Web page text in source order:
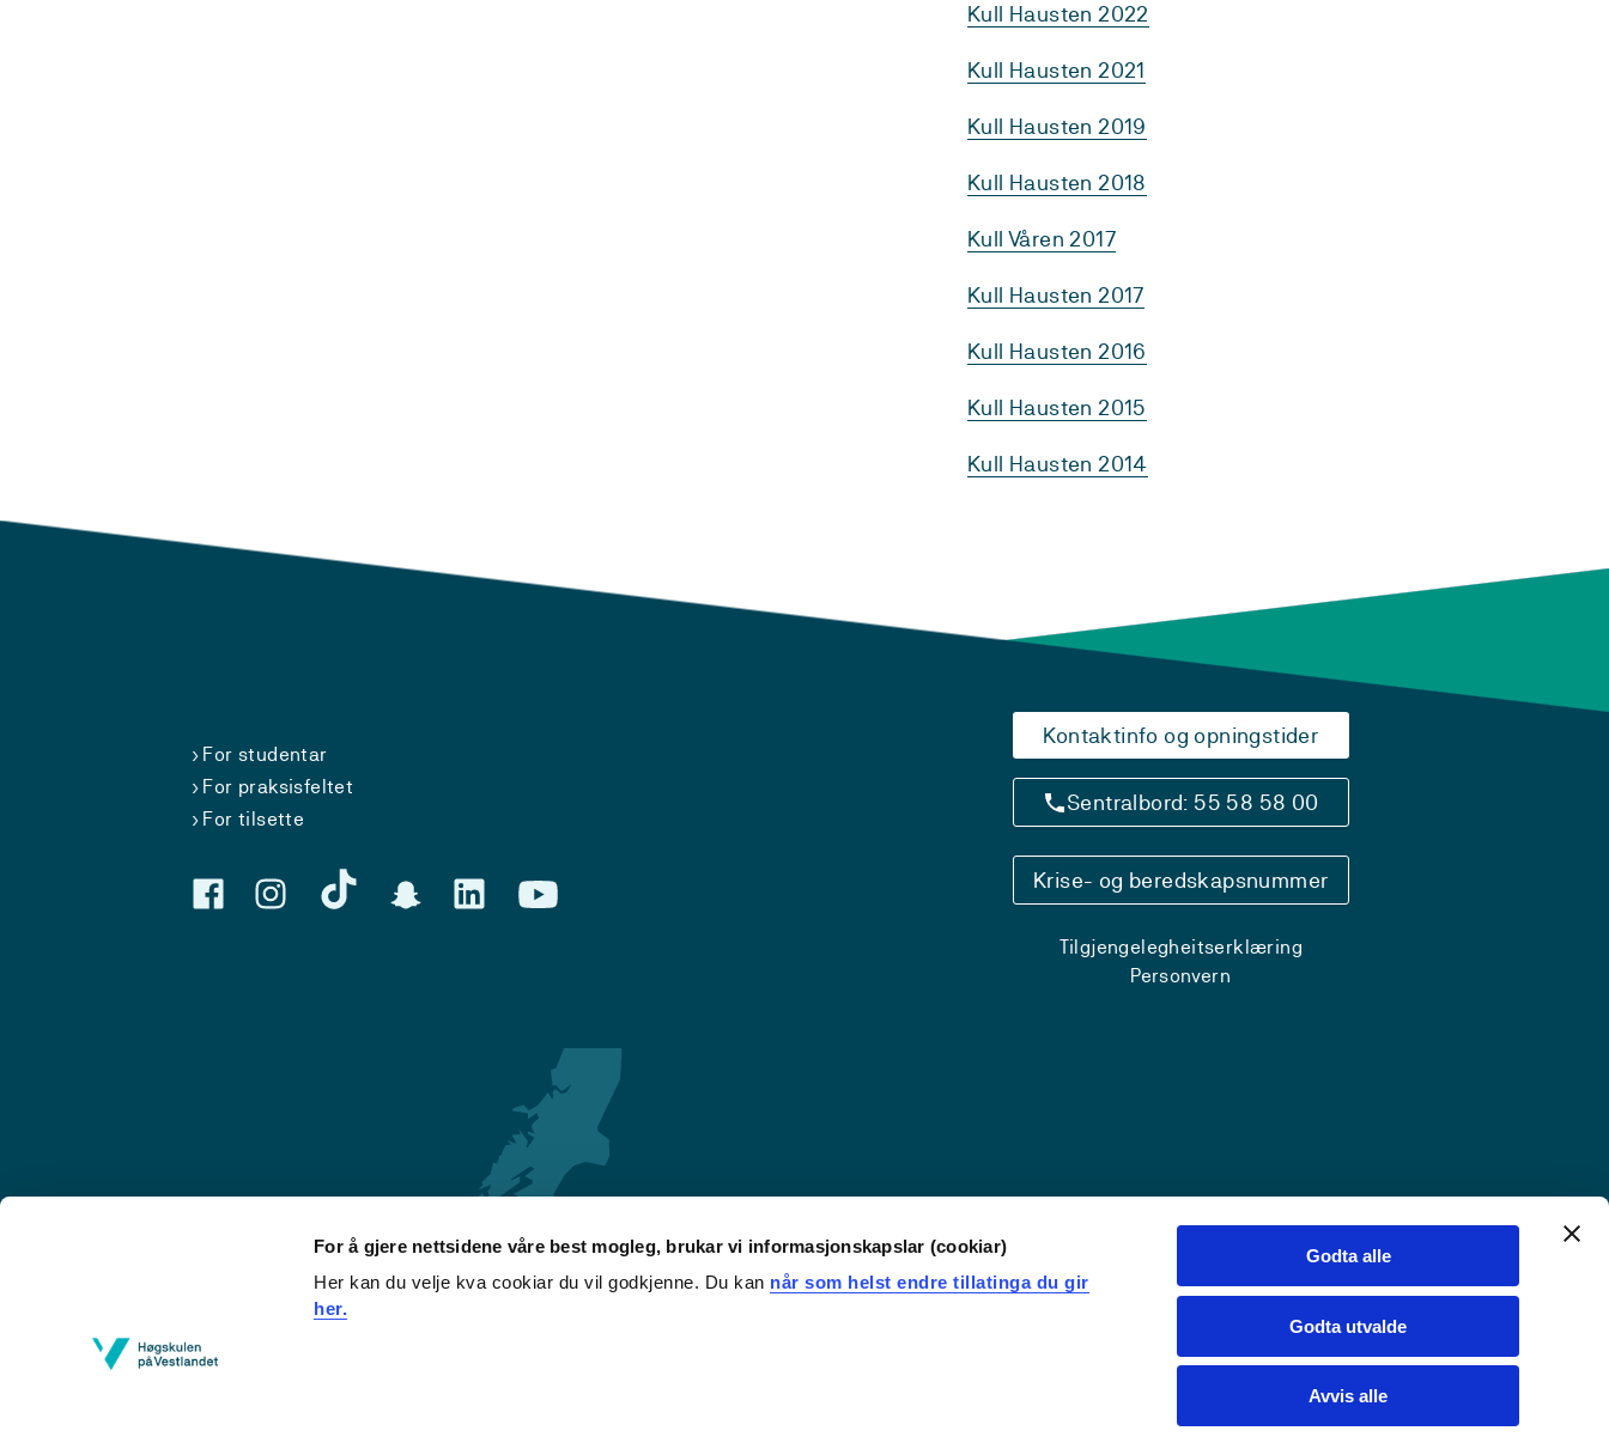
For å gjere nettsidene våre best mogleg, brukar vi informasjonskapslar (cookiar)
Her kan du velje kva cookiar du vil godkjenne. Du kan når som helst endre tillatinga du gir
her.
Godta alle
Godta utvalde
Avvis alle
Kull Hausten 2022
Kull Hausten 2021
Kull Hausten 2019
Kull Hausten 2018
Kull Våren 2017
Kull Hausten 2017
Kull Hausten 2016
Kull Hausten 2015
Kull Hausten 2014
For studentar
For praksisfeltet
For tilsette
Kontaktinfo og opningstider
Sentralbord: 55 58 58 00
Krise- og beredskapsnummer
Tilgjengelegheitserklæring
Personvern